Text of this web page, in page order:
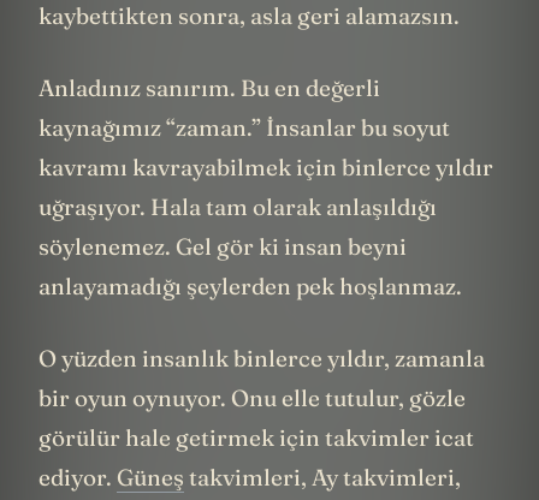
kaybettikten sonra, asla geri alamazsın.
Anladınız sanırım. Bu en değerli
kaynağımız “zaman.” İnsanlar bu soyut
kavramı kavrayabilmek için binlerce yıldır
uğraşıyor. Hala tam olarak anlaşıldığı
söylenemez. Gel gör ki insan beyni
anlayamadığı şeylerden pek hoşlanmaz.
O yüzden insanlık binlerce yıldır, zamanla
bir oyun oynuyor. Onu elle tutulur, gözle
görülür hale getirmek için takvimler icat
ediyor. Güneş takvimleri, Ay takvimleri,